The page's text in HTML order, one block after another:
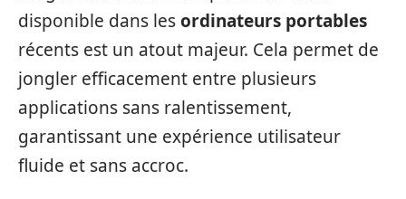
disponible dans lesordinateurs portables
récents est un atout majeur. Cela permet de
jongler efficacement entre plusieurs
applications sans ralentissement,
garantissant une expérience utilisateur
fluide et sans accroc.